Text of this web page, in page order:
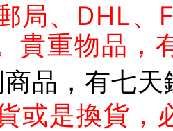
局、DHL、
貴重物品，
品，有七
或是換貨，